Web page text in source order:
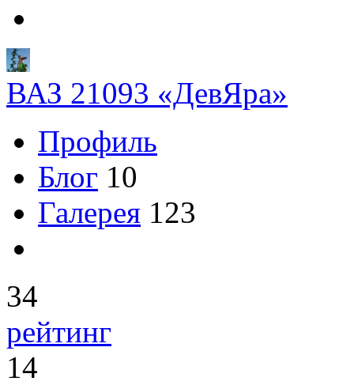
ВАЗ 21093 «ДевЯра»
Профиль
Блог 10
Галерея 123
34
рейтинг
14